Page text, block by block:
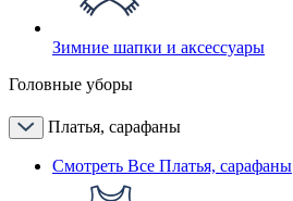
Зимние шапки и аксессуары
Головные уборы
Платья, сарафаны
Смотреть Все Платья, сарафаны